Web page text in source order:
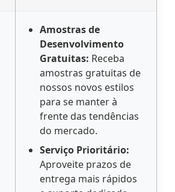
Amostras de
Desenvolvimento
Gratuitas: Receba
amostras gratuitas de
nossos novos estilos
para se manter à
frente das tendências
do mercado.
Serviço Prioritário:
Aproveite prazos de
entrega mais rápidos